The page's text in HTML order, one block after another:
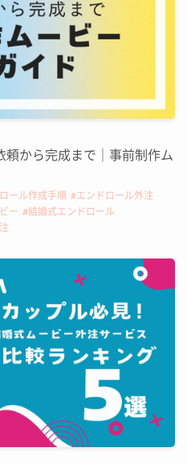
から完成まで｜事前制作ム
ール作成手順
エンドロール外注
ー
結婚式エンドロール